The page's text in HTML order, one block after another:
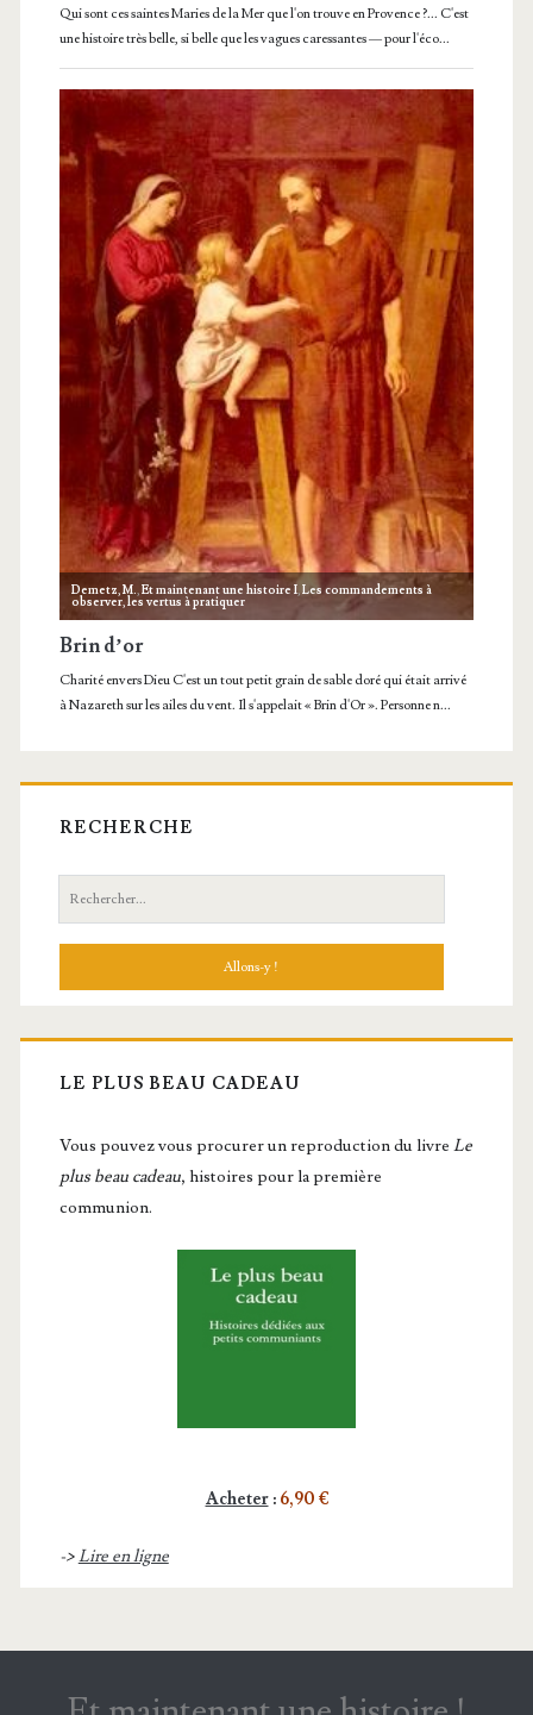
RECHERCHE
Recherche:
LE PLUS BEAU CADEAU
Vous pou­vez vous pro­cu­rer un repro­duc­tion du livre Le
plus beau cadeau, histoires pour la première
communion.
Acheter: 6,90 €
->Lire en ligne